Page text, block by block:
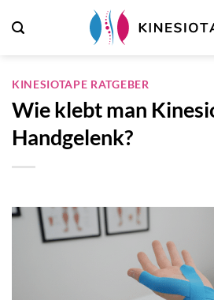
Inhalt
KINESIOTAPE RATGEBER
Wie klebt man
Handgelenk?